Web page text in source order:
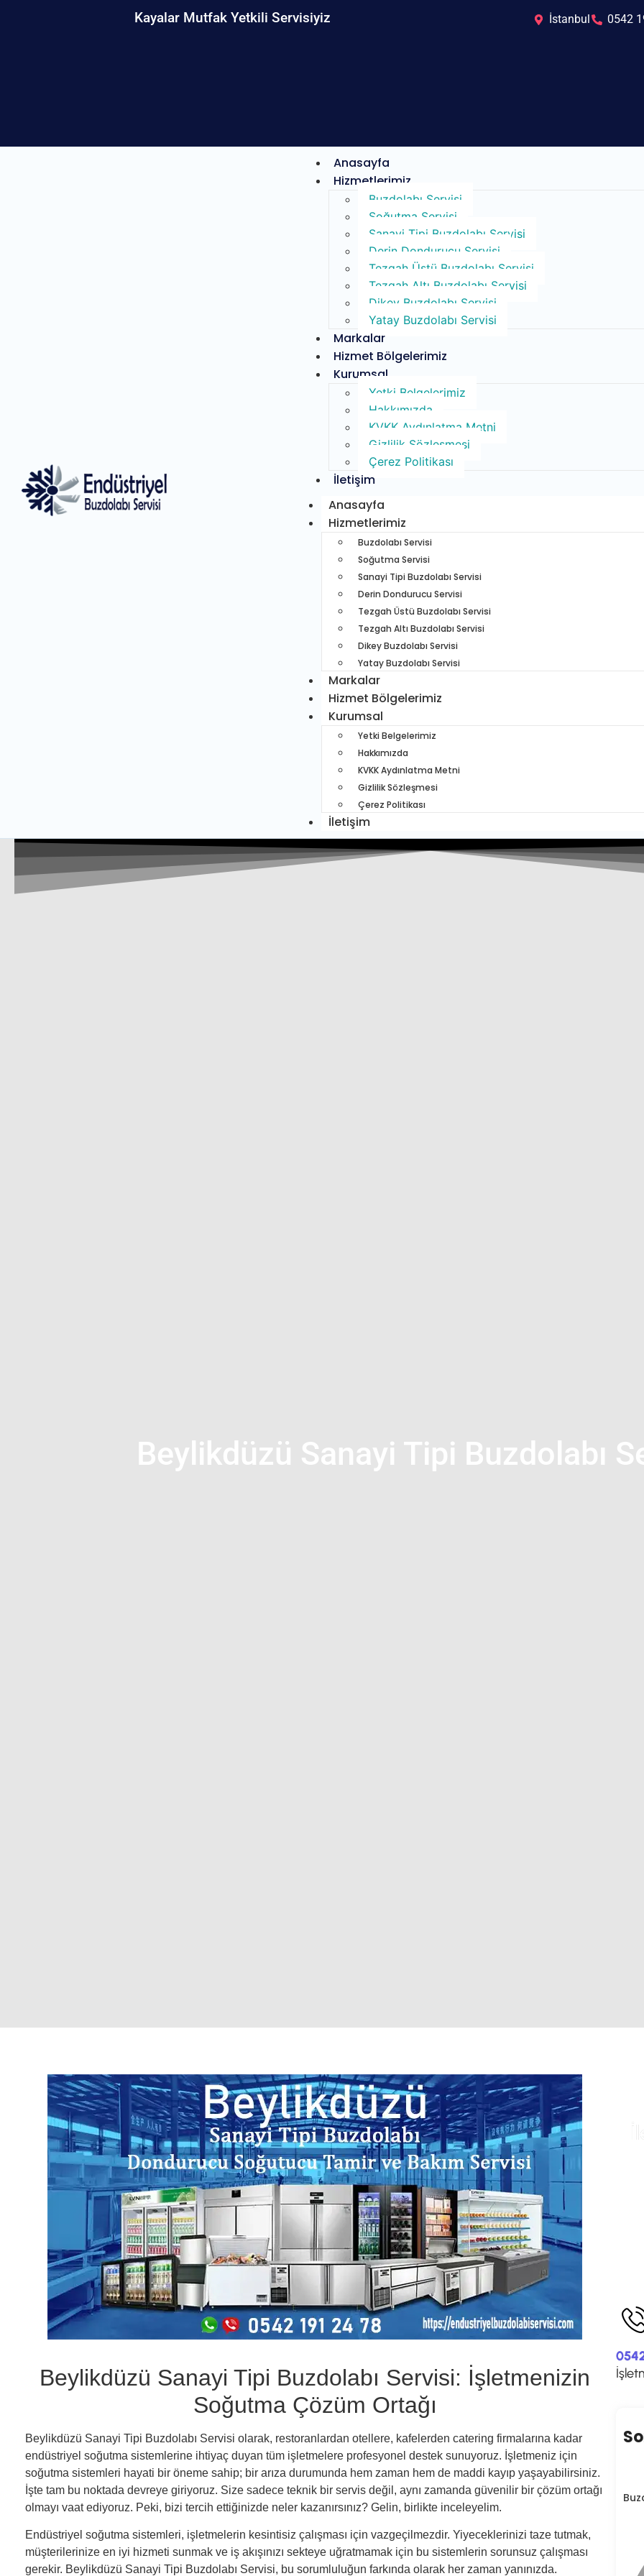
Kayalar Mutfak Yetkili Servisiyiz İstanbul 0542
Anasayfa
Hizmetlerimiz
Buzdolabı Servisi​
Soğutma Servisi​
Sanayi Tipi Buzdolabı Servisi
Derin Dondurucu Servisi
Tezgah Üstü Buzdolabı Servisi
Tezgah Altı Buzdolabı Servisi
Dikey Buzdolabı Servisi
Yatay Buzdolabı Servisi
Markalar
Hizmet Bölgelerimiz
Kurumsal
Yetki Belgelerimiz
Hakkımızda
KVKK Aydınlatma Metni
Gizlilik Sözleşmesi
Çerez Politikası
İletişim
Anasayfa
Hizmetlerimiz
Buzdolabı Servisi​
Soğutma Servisi​
Sanayi Tipi Buzdolabı Servisi
Derin Dondurucu Servisi
Tezgah Üstü Buzdolabı Servisi
Tezgah Altı Buzdolabı Servisi
Dikey Buzdolabı Servisi
Yatay Buzdolabı Servisi
Markalar
Hizmet Bölgelerimiz
Kurumsal
Yetki Belgelerimiz
Hakkımızda
KVKK Aydınlatma Metni
Gizlilik Sözleşmesi
Çerez Politikası
İletişim
Beylikdüzü Sanayi Tipi Buzdolabı
Beylikdüzü Sanayi Tipi Buzdolabı Servisi: İşletmenizin
Soğutma Çözüm Ortağı
Beylikdüzü Sanayi Tipi Buzdolabı Servisi olarak, restoranlardan otellere, kafelerden catering firmalarına kadar
endüstriyel soğutma sistemlerine ihtiyaç duyan tüm işletmelere profesyonel destek sunuyoruz. İşletmeniz için
soğutma sistemleri hayati bir öneme sahip; bir arıza durumunda hem zaman hem de maddi kayıp yaşayabilirsiniz.
İşte tam bu noktada devreye giriyoruz. Size sadece teknik bir servis değil, aynı zamanda güvenilir bir çözüm ortağı
olmayı vaat ediyoruz. Peki, bizi tercih ettiğinizde neler kazanırsınız? Gelin, birlikte inceleyelim.
Endüstriyel soğutma sistemleri, işletmelerin kesintisiz çalışması için vazgeçilmezdir. Yiyeceklerinizi taze tutmak,
müşterilerinize en iyi hizmeti sunmak ve iş akışınızı sekteye uğratmamak için bu sistemlerin sorunsuz çalışması
gerekir. Beylikdüzü Sanayi Tipi Buzdolabı Servisi, bu sorumluluğun farkında olarak her zaman yanınızda.